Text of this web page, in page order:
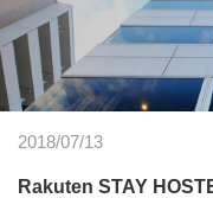
2018/07/13
Rakuten STAY